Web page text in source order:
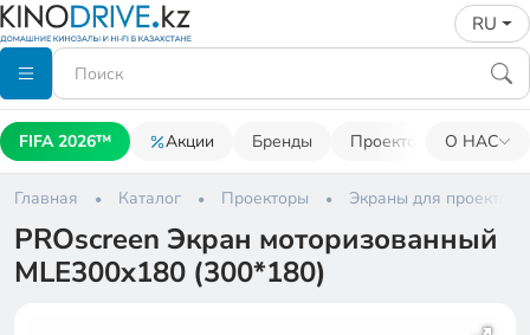
RU
FIFA 2026™ Акции Бренды Проекторы О НАС
Главная Каталог Проекторы Экраны для
PROscreen Экран моторизованный
MLE300x180 (300*180)